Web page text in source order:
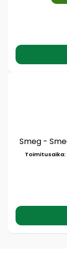
Smeg -
Toimitusaika: